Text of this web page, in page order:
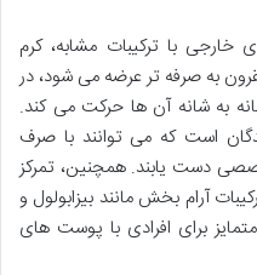
با ترکیبات مشابه، کرم
به صرفه تر عرضه می شود، در
به شانه آن ها حرکت می کند.
است که می توانند با صرف
دست یابند. همچنین، تمرکز
آرام بخش مانند بیزابولول و
برای افرادی با پوست های